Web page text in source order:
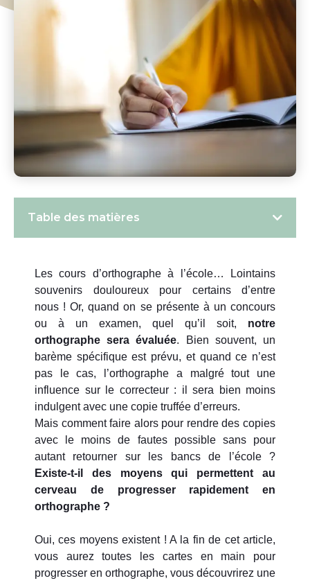
Table des matières
Les cours d’orthographe à l’école… Lointains
souvenirs douloureux pour certains d’entre
nous ! Or, quand on se présente à un concours
ou à un examen, quel qu’il soit, notre
orthographe sera évaluée. Bien souvent, un
barème spécifique est prévu, et quand ce n’est
pas le cas, l’orthographe a malgré tout une
influence sur le correcteur : il sera bien moins
indulgent avec une copie truffée d’erreurs.
Mais comment faire alors pour rendre des copies
avec le moins de fautes possible sans pour
autant retourner sur les bancs de l’école ?
Existe-t-il des moyens qui permettent au
cerveau de progresser rapidement en
orthographe ?
Oui, ces moyens existent ! A la fin de cet article,
vous aurez toutes les cartes en main pour
progresser en orthographe, vous découvrirez une